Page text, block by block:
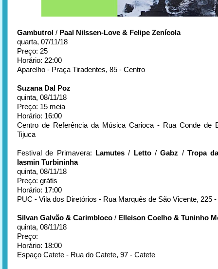
Gambutrol / Paal Nilssen-Love & Felipe Zenícola
quarta, 07/11/18
Preço: 25
Horário: 22:00
Aparelho - Praça Tiradentes, 85 - Centro
Suzana Dal Poz
quinta, 08/11/18
Preço: 15 meia
Horário: 16:00
Centro de Referência da Música Carioca - Rua Conde de
Tijuca
Festival de Primavera: Lamutes/ Letto/Gabz /Tropa
Iasmin Turbininha
quinta, 08/11/18
Preço: grátis
Horário: 17:00
PUC - Vila dos Diretórios - Rua Marquês de São Vicente, 225
Silvan Galvão & Carimbloco / Elleison Coelho & Tuninho
quinta, 08/11/18
Preço:
Horário: 18:00
Espaço Catete - Rua do Catete, 97 - Catete